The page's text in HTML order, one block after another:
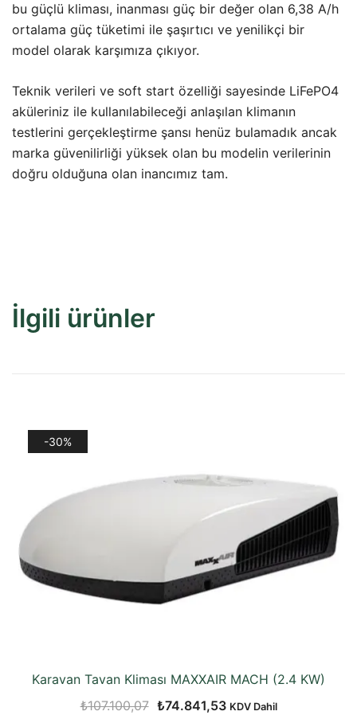
bu güçlü kliması, inanması güç bir değer olan 6,38 A/h
ortalama güç tüketimi ile şaşırtıcı ve yenilikçi bir
model olarak karşımıza çıkıyor.
Teknik verileri ve soft start özelliği sayesinde LiFePO4
aküleriniz ile kullanılabileceği anlaşılan klimanın
testlerini gerçekleştirme şansı henüz bulamadık ancak
marka güvenilirliği yüksek olan bu modelin verilerinin
doğru olduğuna olan inancımız tam.
İlgili ürünler
-30%
Karavan Tavan Kliması MAXXAIR MACH (2.4 KW)
₺107.100,07 Orijinal
₺74.841,53Şu
KDV Dahil